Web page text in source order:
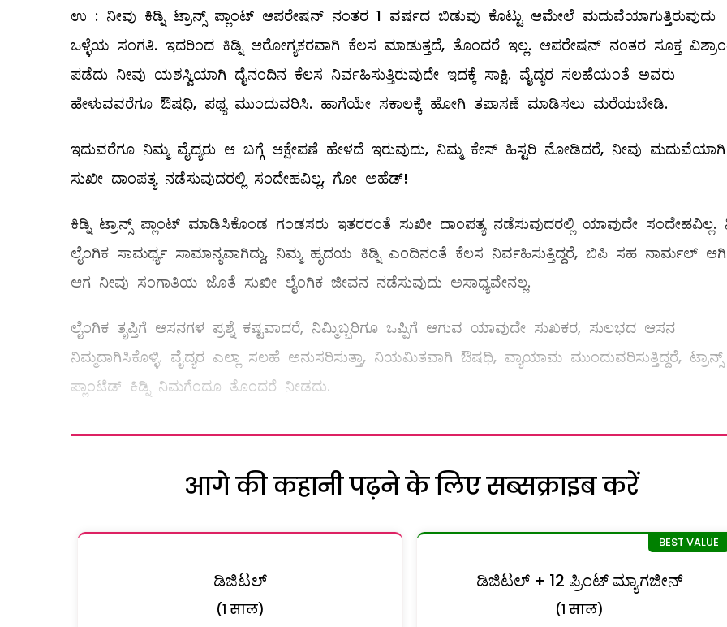
ಉ : ನೀವು ಕಿಡ್ನಿ ಟ್ರಾನ್ಸ್ ಪ್ಲಾಂಟ್‌ ಆಪರೇಷನ್‌ ನಂತರ 1 ವರ್ಷದ ಬಿಡುವು ಕೊಟ್ಟು ಆಮೇಲೆ ಮದುವೆಯಾಗುತ್ತಿರುವುದು
ಒಳ್ಳೆಯ ಸಂಗತಿ. ಇದರಿಂದ ಕಿಡ್ನಿ ಆರೋಗ್ಯಕರವಾಗಿ ಕೆಲಸ ಮಾಡುತ್ತದೆ, ತೊಂದರೆ ಇಲ್ಲ. ಆಪರೇಷನ್‌ ನಂತರ ಸೂಕ್ತ
ಪಡೆದು ನೀವು ಯಶಸ್ವಿಯಾಗಿ ದೈನಂದಿನ ಕೆಲಸ ನಿರ್ವಹಿಸುತ್ತಿರುವುದೇ ಇದಕ್ಕೆ ಸಾಕ್ಷಿ. ವೈದ್ಯರ ಸಲಹೆಯಂತೆ ಅವರು
ಹೇಳುವವರೆಗೂ ಔಷಧಿ, ಪಥ್ಯ ಮುಂದುವರಿಸಿ. ಹಾಗೆಯೇ ಸಕಾಲಕ್ಕೆ ಹೋಗಿ ತಪಾಸಣೆ ಮಾಡಿಸಲು ಮರೆಯಬೇಡಿ.
ಇದುವರೆಗೂ ನಿಮ್ಮ ವೈದ್ಯರು ಆ ಬಗ್ಗೆ ಆಕ್ಷೇಪಣೆ ಹೇಳದೆ ಇರುವುದು, ನಿಮ್ಮ ಕೇಸ್‌ ಹಿಸ್ಟರಿ ನೋಡಿದರೆ, ನೀವು ಮದುವೆಯಾಗಿ
ಸುಖೀ ದಾಂಪತ್ಯ ನಡೆಸುವುದರಲ್ಲಿ ಸಂದೇಹವಿಲ್ಲ, ಗೋ ಅಹೆಡ್‌!
ಕಿಡ್ನಿ ಟ್ರಾನ್ಸ್ ಪ್ಲಾಂಟ್‌ ಮಾಡಿಸಿಕೊಂಡ ಗಂಡಸರು ಇತರರಂತೆ ಸುಖೀ ದಾಂಪತ್ಯ ನಡೆಸುವುದರಲ್ಲಿ ಯಾವುದೇ ಸಂದೇಹವಿಲ್ಲ.
ಲೈಂಗಿಕ ಸಾಮರ್ಥ್ಯ ಸಾಮಾನ್ಯವಾಗಿದ್ದು, ನಿಮ್ಮ ಹೃದಯ ಕಿಡ್ನಿ ಎಂದಿನಂತೆ ಕೆಲಸ ನಿರ್ವಹಿಸುತ್ತಿದ್ದರೆ, ಬಿಪಿ ಸಹ ನಾರ್ಮಲ್
ಆಗ ನೀವು ಸಂಗಾತಿಯ ಜೊತೆ ಸುಖೀ ಲೈಂಗಿಕ ಜೀವನ ನಡೆಸುವುದು ಅಸಾಧ್ಯವೇನಲ್ಲ.
ಲೈಂಗಿಕ ತೃಪ್ತಿಗೆ ಆಸನಗಳ ಪ್ರಶ್ನೆ ಕಷ್ಟವಾದರೆ, ನಿಮ್ಮಿಬ್ಬರಿಗೂ ಒಪ್ಪಿಗೆ ಆಗುವ ಯಾವುದೇ ಸುಖಕರ, ಸುಲಭದ ಆಸನ
ನಿಮ್ಮದಾಗಿಸಿಕೊಳ್ಳಿ. ವೈದ್ಯರ ಎಲ್ಲಾ ಸಲಹೆ ಅನುಸರಿಸುತ್ತಾ, ನಿಯಮಿತವಾಗಿ ಔಷಧಿ, ವ್ಯಾಯಾಮ ಮುಂದುವರಿಸುತ್ತಿದ್ದರೆ, ಟ್ರಾನ್ಸ್
ಪ್ಲಾಂಟೆಡ್‌ ಕಿಡ್ನಿ ನಿಮಗೆಂದೂ ತೊಂದರೆ ನೀಡದು.
आगे की कहानी पढ़ने के लिए सब्सक्राइब करें
ಡಿಜಿಟಲ್
(1 साल)
ಡಿಜಿಟಲ್ + 12 ಪ್ರಿಂಟ್ ಮ್ಯಾಗಜೀನ್
(1 साल)